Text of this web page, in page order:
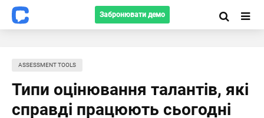
Забронювати демо
ASSESSMENT TOOLS
Типи оцінювання талантів, які
справді працюють сьогодні